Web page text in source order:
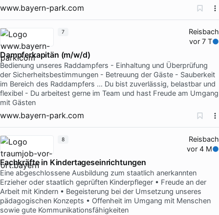
www.bayern-park.com
Reisbach
vor 7 T
Dampferkapitän (m/w/d)
Bedienung unseres Raddampfers - Einhaltung und Überprüfung
der Sicherheitsbestimmungen - Betreuung der Gäste - Sauberkeit
im Bereich des Raddampfers … Du bist zuverlässig, belastbar und
flexibel - Du arbeitest gerne im Team und hast Freude am Umgang
mit Gästen
www.bayern-park.com
7
Reisbach
vor 4 M
Fachkräfte in Kindertageseinrichtungen
Eine abgeschlossene Ausbildung zum staatlich anerkannten
Erzieher oder staatlich geprüften Kinderpfleger • Freude an der
Arbeit mit Kindern • Begeisterung bei der Umsetzung unseres
pädagogischen Konzepts • Offenheit im Umgang mit Menschen
sowie gute Kommunikationsfähigkeiten
8